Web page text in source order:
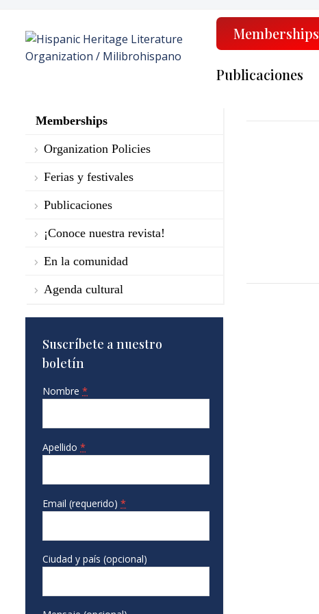
Memberships
Publicaciones
Memberships
Organization Policies
Ferias y festivales
Publicaciones
¡Conoce nuestra revista!
En la comunidad
Agenda cultural
Suscríbete a nuestro
boletín
Nombre *
Apellido *
Email (requerido) *
Ciudad y país (opcional)